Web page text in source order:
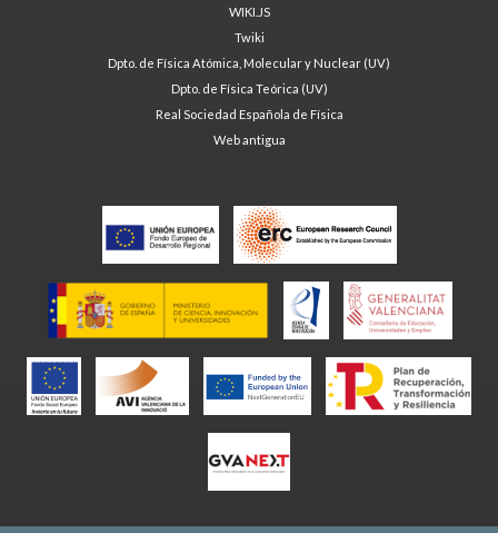
WIKI.JS
Twiki
Dpto. de Física Atómica, Molecular y Nuclear (UV)
Dpto. de Física Teórica (UV)
Real Sociedad Española de Física
Web antigua